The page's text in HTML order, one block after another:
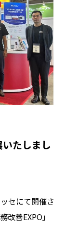
たしまし
セにて開催さ
善EXPO」